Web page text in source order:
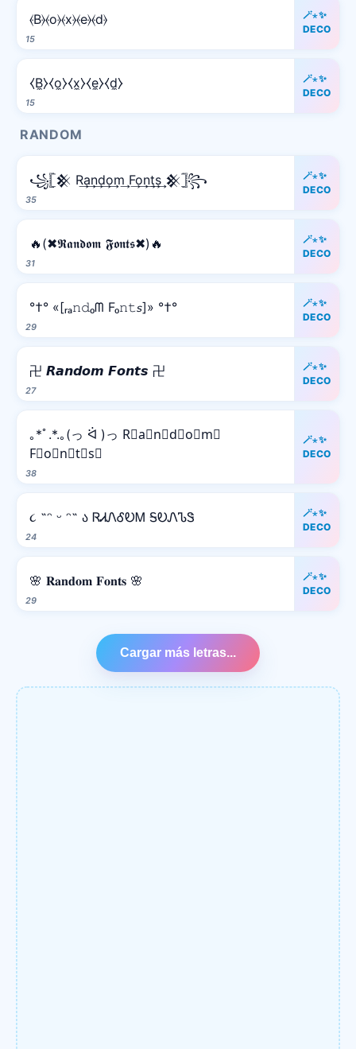
15
⦑B⦒⦑o⦒⦑x⦒⦑e⦒⦑d⦒
🪄⋆✨
DECO
15
⧼B̼⧽⧼o̼⧽⧼x̼⧽⧼e̼⧽⧼d̼⧽
🪄⋆✨
DECO
RANDOM
35
꧁𓊈𒆜 R͢a͢n͢d͢o͢m͢ F͢o͢n͢t͢s͢ 𒆜𓊉꧂
🪄⋆✨
DECO
31
🔥(✖𝕽𝖆𝖓𝖉𝖔𝖒 𝕱𝖔𝖓𝖙𝖘✖)🔥
🪄⋆✨
DECO
29
°†° «[ᵣₐ𝚗𝚍ₒᗰ Fₒ𝚗𝚝𝘴]» °†°
🪄⋆✨
DECO
27
卍 𝙍𝙖𝙣𝙙𝙤𝙢 𝙁𝙤𝙣𝙩𝙨 卍
🪄⋆✨
DECO
38
｡*ﾟ.*.｡(っ ᐛ )っ R⃒a⃒n⃒d⃒o⃒m⃒
F⃒o⃒n⃒t⃒s⃒
🪄⋆✨
DECO
24
૮ ˶ᵔ ᵕ ᵔ˶ ა ᏒᏗᏁᎴᎧᎷ ᎦᎧᏁᏖᏕ
🪄⋆✨
DECO
29
🌸 𝐑𝐚𝐧𝐝𝐨𝐦 𝐅𝐨𝐧𝐭𝐬 🌸
🪄⋆✨
DECO
Cargar más letras...